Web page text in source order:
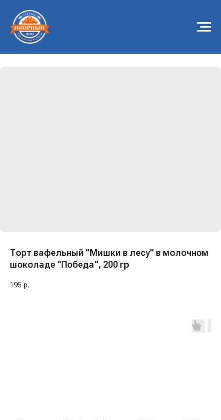
Торт вафельный "Мишки в лесу" в молочном
шоколаде "Победа", 200 гр
195 р.